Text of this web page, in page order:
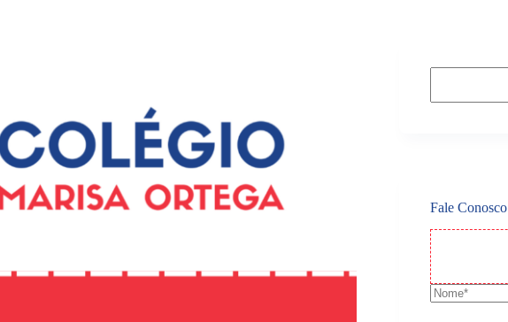
Fale Conosco